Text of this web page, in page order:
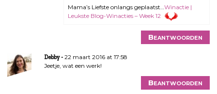
Mama’s Liefste onlangs geplaatst… Winactie |
Leukste Blog-Winacties – Week 12
Beantwoorden
Debby
22 maart 2016 at 17:58
Jeetje, wat een werk!
Beantwoorden